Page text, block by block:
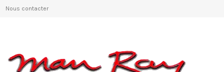
Nous contacter